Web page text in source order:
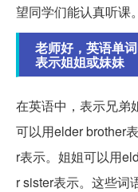
望同学们能认真听课。
老师好，英语单
表示姐姐或妹妹
在英语中，表示兄弟
可以用elder brother
r表示。姐姐可以用
r sister表示。这些词